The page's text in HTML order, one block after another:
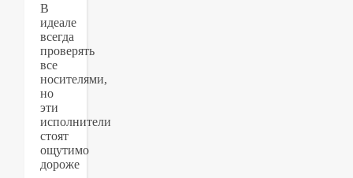
В
идеале
всегда
проверять
все
носителями,
но
эти
исполнители
стоят
ощутимо
дороже